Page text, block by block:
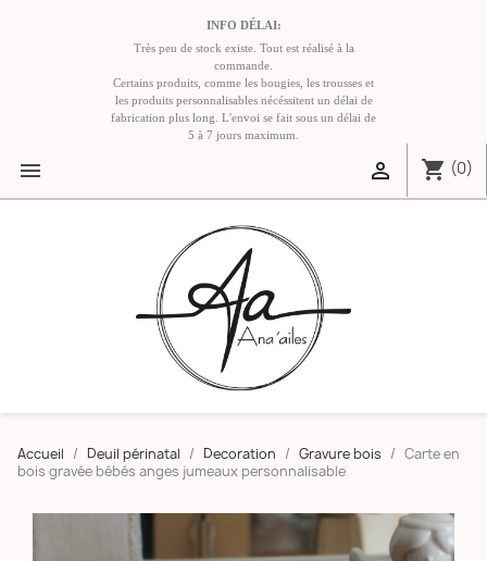
INFO DÉLAI:
Très peu de stock existe. Tout est réalisé à la
commande.
Certains produits, comme les bougies, les trousses et
les produits personnalisables nécéssitent un délai de
fabrication plus long. L'envoi se fait sous un délai de
5 à 7 jours maximum.
 shopping_cart (0)

Accueil Deuil périnatal Decoration Gravure bois
Carte en
bois gravée bébés anges jumeaux personnalisable